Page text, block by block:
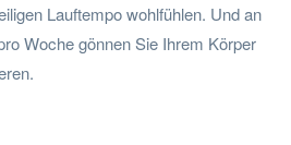
Lauftempo wohlfühlen. Und an
Woche gönnen Sie Ihrem Körper